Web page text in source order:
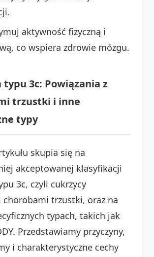
aktywność fizyczną i
co wspiera zdrowie mózgu.
typu 3c: Powiązania z
trzustki i inne
typy
skupia się na
akceptowanej klasyfikacji
3c, czyli cukrzycy
chorobami trzustki, oraz na
typach, takich jak
Przedstawiamy przyczyny,
i charakterystyczne cechy